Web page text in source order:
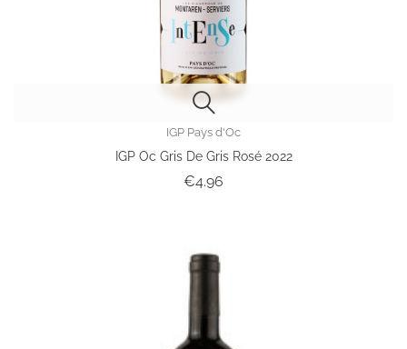
IGP Pays d'Oc
IGP Oc Gris De Gris Rosé 2022
€4.96